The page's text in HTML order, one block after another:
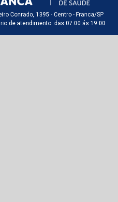
Conrado, 1395 - Centro - Franca/SP
de atendimento: das 07:00 ás 19:00